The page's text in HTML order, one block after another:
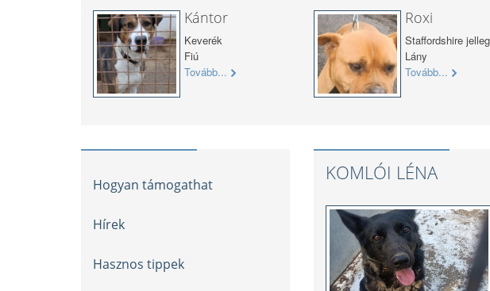
Kántor
Keverék
Fiú
Tovább...
Roxi
Staffordshire
Lány
Tovább...
Hogyan támogathat
Hírek
Hasznos tippek
KOMLÓI LÉNA